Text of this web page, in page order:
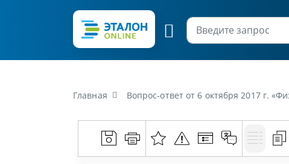
Главная Вопрос-ответ от 6 октября 2017 г. «Физическое лицо с 11.09.2017 по 27.09.2017 работало в организации "А" по договору подряда.